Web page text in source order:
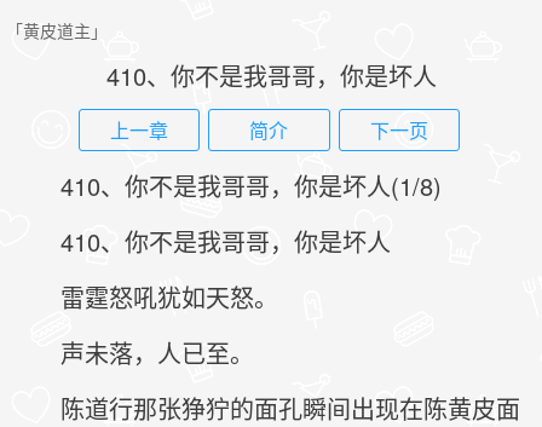
「黄皮道主」
410、你不是我哥哥，你是坏人
上一章 简介 下一页
410、你不是我哥哥，你是坏人(1/8)
410、你不是我哥哥，你是坏人
雷霆怒吼犹如天怒。
声未落，人已至。
陈道行那张狰狞的面孔瞬间出现在陈黄皮面